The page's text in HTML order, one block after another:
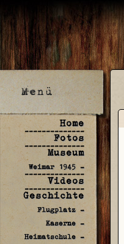
Home
--------------
Fotos
--------------
Museum
Weimar 1945 -
--------------
Videos
--------------
Geschichte
Flugplatz -
Kaserne -
Heimatschule -